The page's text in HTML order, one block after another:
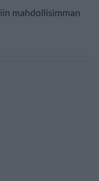
mahdollisimman